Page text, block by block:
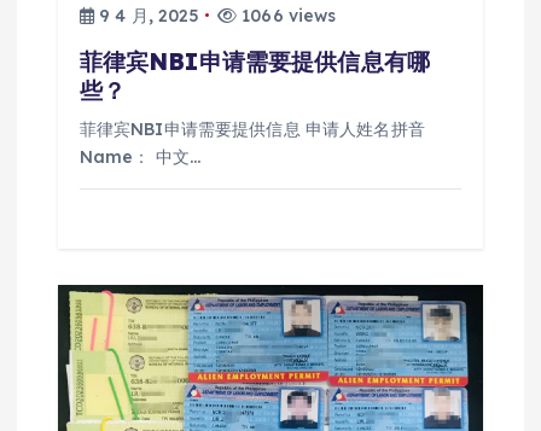
9 4 月, 2025
1066 views
菲律宾NBI申请需要提供信息有哪
些？
菲律宾NBI申请需要提供信息 申请人姓名拼音
Name： 中文…